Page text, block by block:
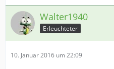
Walter1940
Erleuchteter
10. Januar 2016 um 22:09